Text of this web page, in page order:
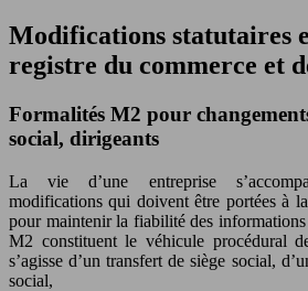
Modifications statutaires
registre du commerce et
Formalités M2 pour
social, dirigeants
La vie d’une entreprise
modifications qui doivent être portées à
pour maintenir la fiabilité des
M2 constituent le véhicule procédural
s’agisse d’un transfert de siège social,
social,